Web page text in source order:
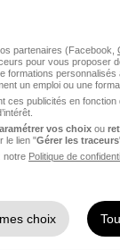
- 35
an
Télétravail
partenaires (Facebook,
pour vous proposer
formations personnalisés
un emploi ou une
ces publicités en fonction
vos choix ou
le lien "Gérer les traceurs
notre Politique de
choix